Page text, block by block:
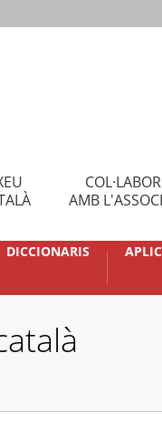
AMB
DICCIONARIS